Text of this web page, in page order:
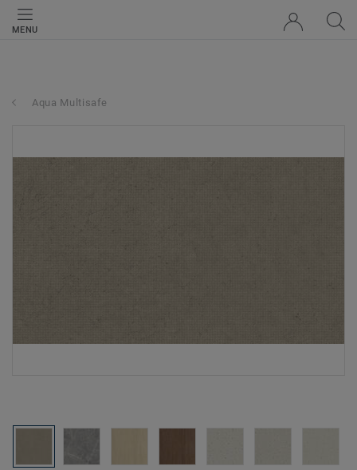
MENU
Aqua Multisafe